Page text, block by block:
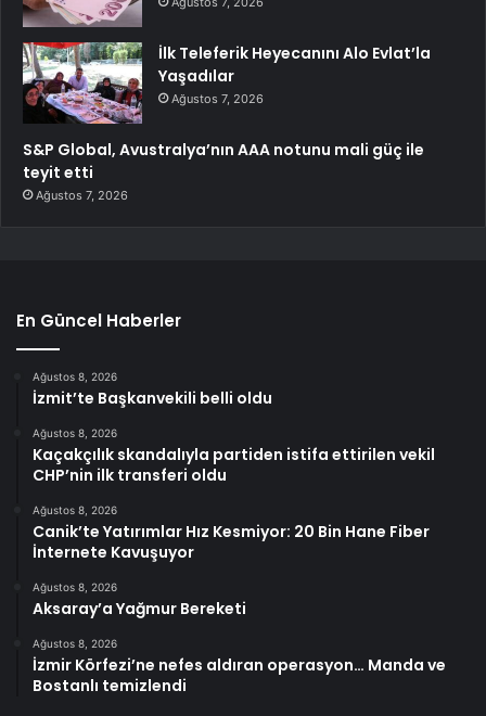
İlk Teleferik Heyecanını Alo Evlat’la
Yaşadılar
Ağustos 7, 2026
S&P Global, Avustralya’nın AAA notunu mali güç ile
teyit etti
Ağustos 7, 2026
En Güncel Haberler
Ağustos 8, 2026
İzmit’te Başkanvekili belli oldu
Ağustos 8, 2026
Kaçakçılık skandalıyla partiden istifa ettirilen vekil
CHP’nin ilk transferi oldu
Ağustos 8, 2026
Canik’te Yatırımlar Hız Kesmiyor: 20 Bin Hane Fiber
İnternete Kavuşuyor
Ağustos 8, 2026
Aksaray’a Yağmur Bereketi
Ağustos 8, 2026
İzmir Körfezi’ne nefes aldıran operasyon… Manda ve
Bostanlı temizlendi